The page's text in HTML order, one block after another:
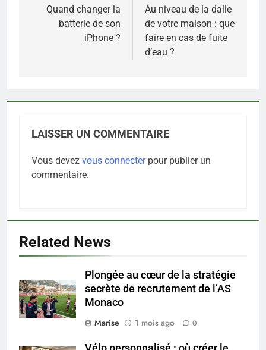
Quand changer la
batterie de son
iPhone ?
Au niveau de la dalle
de votre maison : que
faire en cas de fuite
d’eau ?
LAISSER UN COMMENTAIRE
Vous devez vous connecterpour publier un
commentaire.
Related News
Plongée au cœur de la stratégie
secrète de recrutement de l’AS
Monaco
Marise
1 mois ago 0
Infection chronique de l’oreille :
saignements
SANTÉ
6
Les secrets révélés pour une
Ordinary
SANTÉ